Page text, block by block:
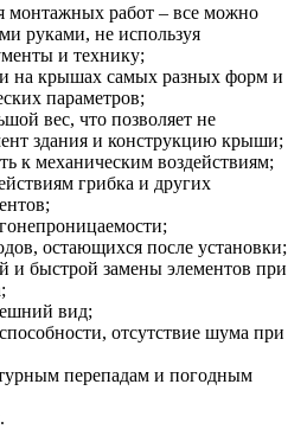
монтажных работ – все можно
руками, не используя
и технику;
на крышах самых разных форм и
параметров;
вес, что позволяет не
здания и конструкцию крыши;
к механическим воздействиям;
грибка и других
остающихся после установки;
и быстрой замены элементов при
вид;
отсутствие шума при
перепадам и погодным